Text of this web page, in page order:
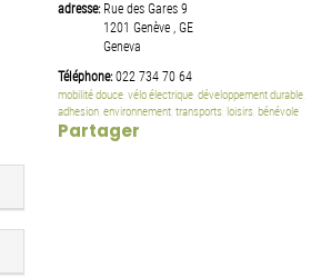
adresse: Rue des Gares 9
1201 Genève , GE
Geneva
Téléphone:022 734 70 64
mobilité douce, vélo électrique, développement durable,
adhesion, environnement, transports, loisirs, bénévole
Partager